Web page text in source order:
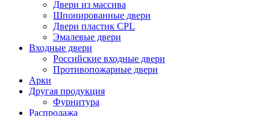
Двери из массива
Шпонированные двери
Двери пластик CPL
Эмалевые двери
Входные двери
Российские входные двери
Противопожарные двери
Арки
Другая продукция
Фурнитура
Распродажа